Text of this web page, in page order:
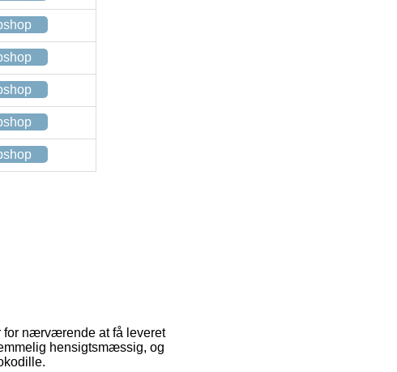
for nærværende at få leveret
hensigtsmæssig, og